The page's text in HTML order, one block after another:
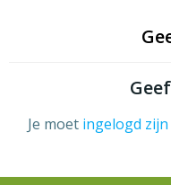
Je moet ingelogd